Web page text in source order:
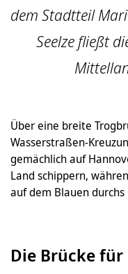
dem Stadtteil
Seelze fließt
Über eine breite
Wasserstraßen-
gemächlich auf
Land schippern,
auf dem Blauen
Die Brücke für